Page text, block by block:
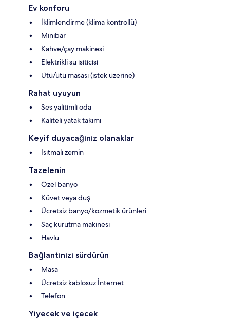
Ev konforu
İklimlendirme (klima kontrollü)
Minibar
Kahve/çay makinesi
Elektrikli su ısıtıcısı
Ütü/ütü masası (istek üzerine)
Rahat uyuyun
Ses yalıtımlı oda
Kaliteli yatak takımı
Keyif duyacağınız olanaklar
Isıtmalı zemin
Tazelenin
Özel banyo
Küvet veya duş
Ücretsiz banyo/kozmetik ürünleri
Saç kurutma makinesi
Havlu
Bağlantınızı sürdürün
Masa
Ücretsiz kablosuz İnternet
Telefon
Yiyecek ve içecek